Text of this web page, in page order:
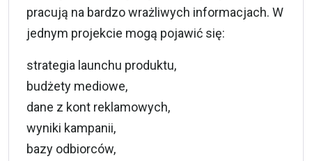
pracują na bardzo wrażliwych informacjach. W
jednym projekcie mogą pojawić się:
strategia launchu produktu,
budżety mediowe,
dane z kont reklamowych,
wyniki kampanii,
bazy odbiorców,